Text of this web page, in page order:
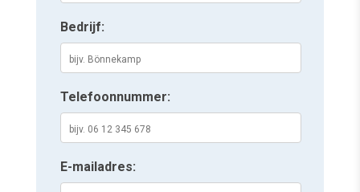
Bedrijf:
Telefoonnummer:
E-mailadres: